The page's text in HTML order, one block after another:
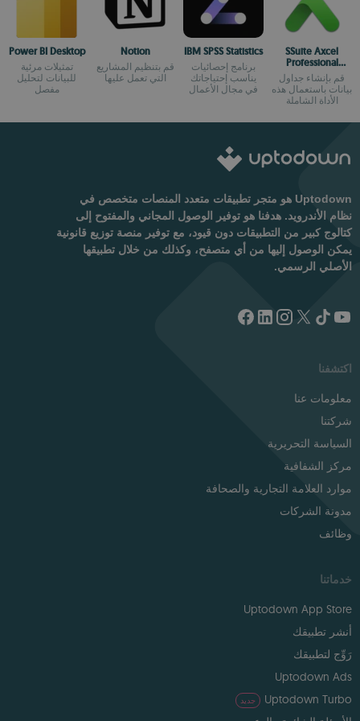
SSuite Axcel
Professional
Spreadsheet
قم بإنشاء جداول
بيانات باستعمال هذه
الأداة الشاملة
IBM SPSS Statistics
برنامج إحصائيات
يناسب إحتياجاتك
في مجال الأعمال
Notion
قم بتنظيم المشاريع
التي تعمل عليها
Power BI Desktop
تمثيلات مرئية
للبيانات لتحليل
مفصل
Uptodown هو متجر تطبيقات متعدد المنصات متخصص في
نظام الأندرويد. هدفنا هو توفير الوصول المجاني والمفتوح إلى
كتالوج كبير من التطبيقات دون قيود، مع توفير منصة توزيع قانونية
يمكن الوصول إليها من أي متصفح، وكذلك من خلال تطبيقها
الأصلي الرسمي.
اكتشفنا
معلومات عنا
شركتنا
السياسة التحريرية
مركز الشفافية
موارد العلامة التجارية والصحافة
مدونة الشركات
وظائف
خدماتنا
Uptodown App Store
أنشر تطبيقك
رَوِّج لتطبيقك
Uptodown Ads
Uptodown Turbo
جديد